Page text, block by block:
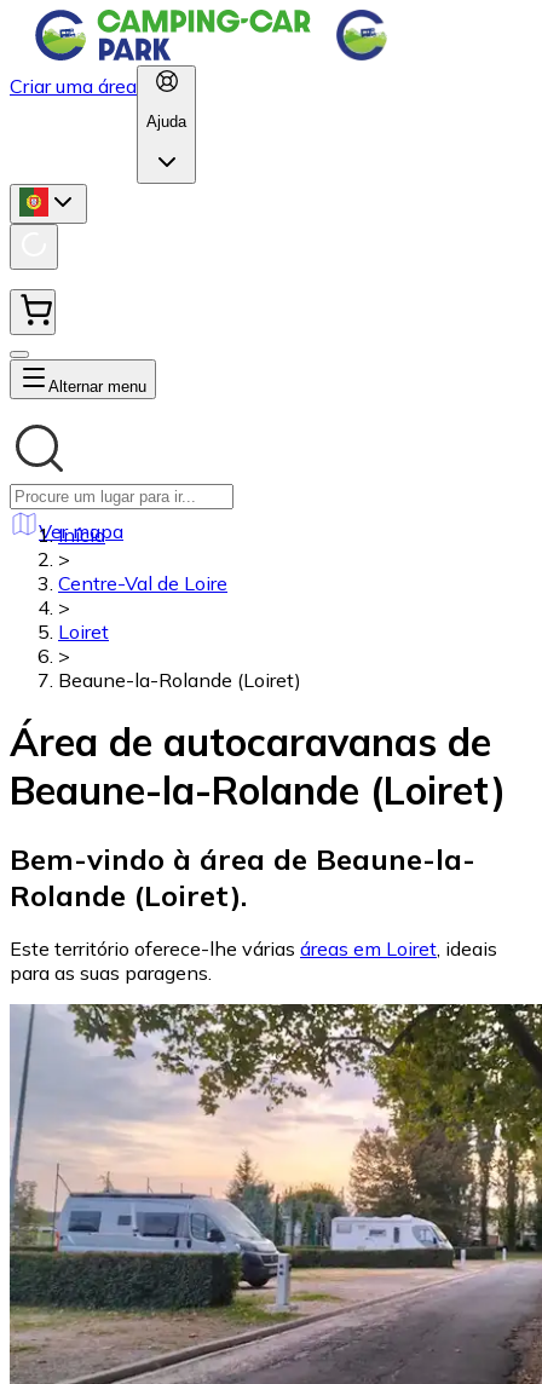
Criar uma área
Ajuda
Alternar menu
Ver mapa
Início
>
Centre-Val de Loire
>
Loiret
>
Beaune-la-Rolande (Loiret)
Área de autocaravanas de
Beaune-la-Rolande (Loiret)
Bem-vindo à área de Beaune-la-
Rolande (Loiret).
Este território oferece-lhe várias áreas em Loiret, ideais
para as suas paragens.